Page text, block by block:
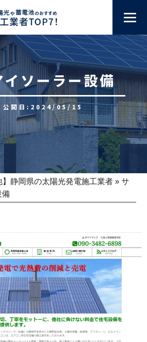
イソーラー設備
公開日:2024/05/15
】静岡県の太陽光発電施工業者 »サ
備